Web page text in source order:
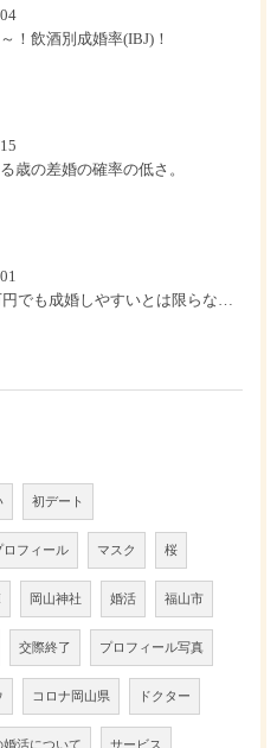
！飲酒別成婚率(IBJ)！
歳の差婚の確率の低さ。
初デート
ロフィール マスク 桜
岡山神社 婚活 福山市
交際終了 プロフィール写真
コロナ岡山県 ドクター
婚活について サービス